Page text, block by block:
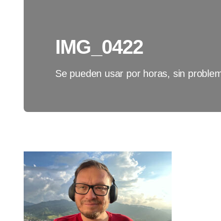
IMG_0422
Se pueden usar por horas, sin